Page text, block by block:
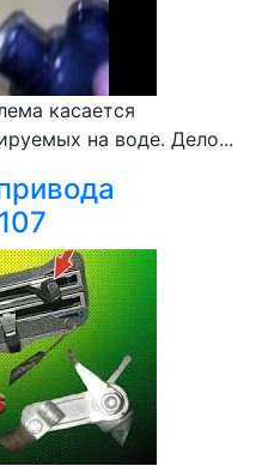
касается
на воде. Дело...